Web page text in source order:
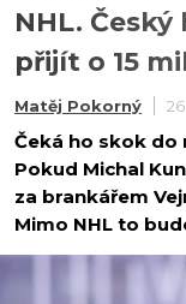
NHL.
přijít o 15
Matěj Pokorný
Čeká ho skok do
Pokud Michal
za brankářem
Mimo NHL to